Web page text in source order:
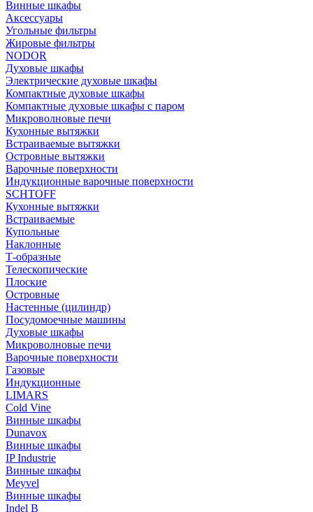
Винные шкафы
Аксессуары
Угольные фильтры
Жировые фильтры
NODOR
Духовые шкафы
Электрические духовые шкафы
Компактные духовые шкафы
Компактные духовые шкафы с паром
Микроволновые печи
Кухонные вытяжки
Встраиваемые вытяжки
Островные вытяжки
Варочные поверхности
Индукционные варочные поверхности
SCHTOFF
Кухонные вытяжки
Встраиваемые
Купольные
Наклонные
Т-образные
Телескопические
Плоские
Островные
Настенные (цилиндр)
Посудомоечные машины
Духовые шкафы
Микроволновые печи
Варочные поверхности
Газовые
Индукционные
LIMARS
Cold Vine
Винные шкафы
Dunavox
Винные шкафы
IP Industrie
Винные шкафы
Meyvel
Винные шкафы
Indel B